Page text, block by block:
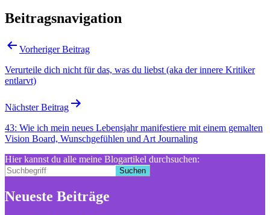
Beitragsnavigation
Vorheriger Beitrag
Verurteile dich nicht für das, was du liebst (aka der innere Kritiker
entlarvt)
Nächster Beitrag
43: Wie ich mein neues Lebensjahr manifestiere mit einem gemalten
Vision Board, Wunschgefühlen und Art Journaling
Hier kannst du alle meine Blogartikel durchsuchen:
Suchen
Neueste Beiträge